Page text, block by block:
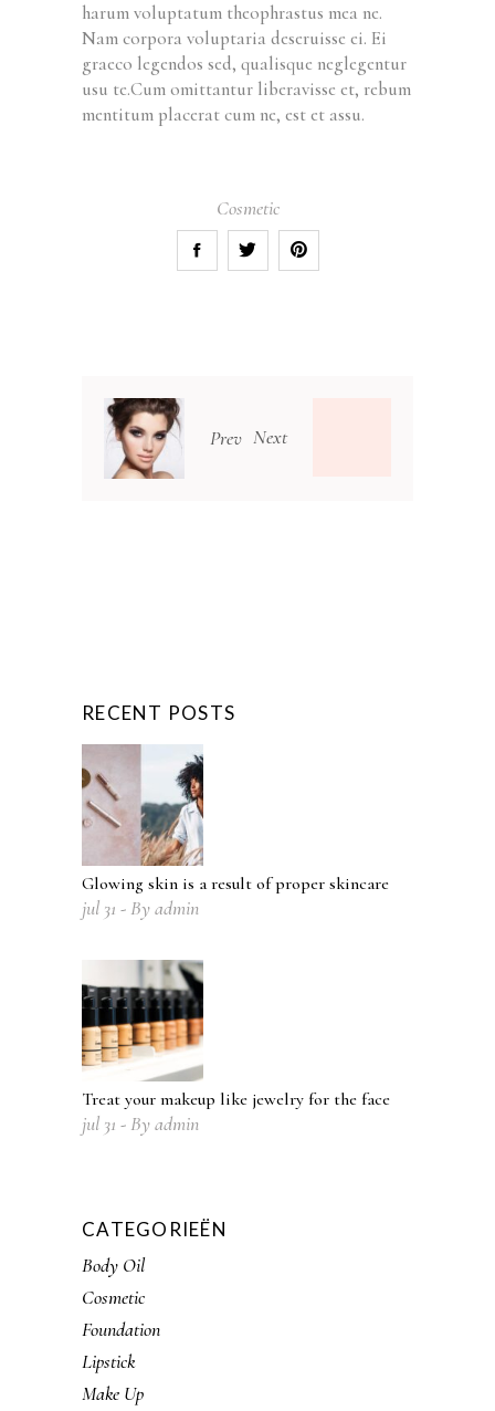
harum voluptatum theophrastus mea ne.
Nam corpora voluptaria deseruisse ei. Ei
graeco legendos sed, qualisque neglegentur
usu te.Cum omittantur liberavisse et, rebum
mentitum placerat cum ne, est et assu.
Cosmetic
Prev Next
RECENT POSTS
Glowing skin is a result of proper skincare
jul 31 Byadmin
Treat your makeup like jewelry for the face
jul 31 Byadmin
CATEGORIEËN
Body Oil
Cosmetic
Foundation
Lipstick
Make Up